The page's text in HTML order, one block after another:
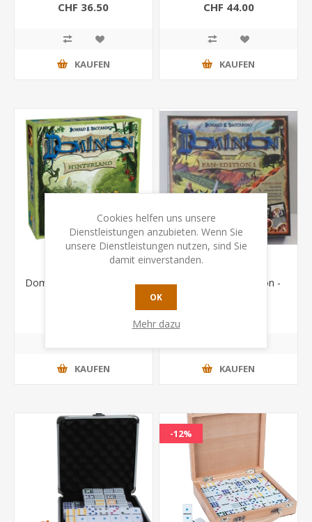
CHF 36.50
KAUFEN
Grande Games)
CHF 44.00
KAUFEN
Dominion - Hinterland - 5.
KAUFEN
Dominion Fan-Edition -
KAUFEN
-12%
Cookies helfen uns unsere
Dienstleistungen anzubieten. Wenn Sie
unsere Dienstleistungen nutzen, sind Sie
damit einverstanden.
OK
Mehr dazu